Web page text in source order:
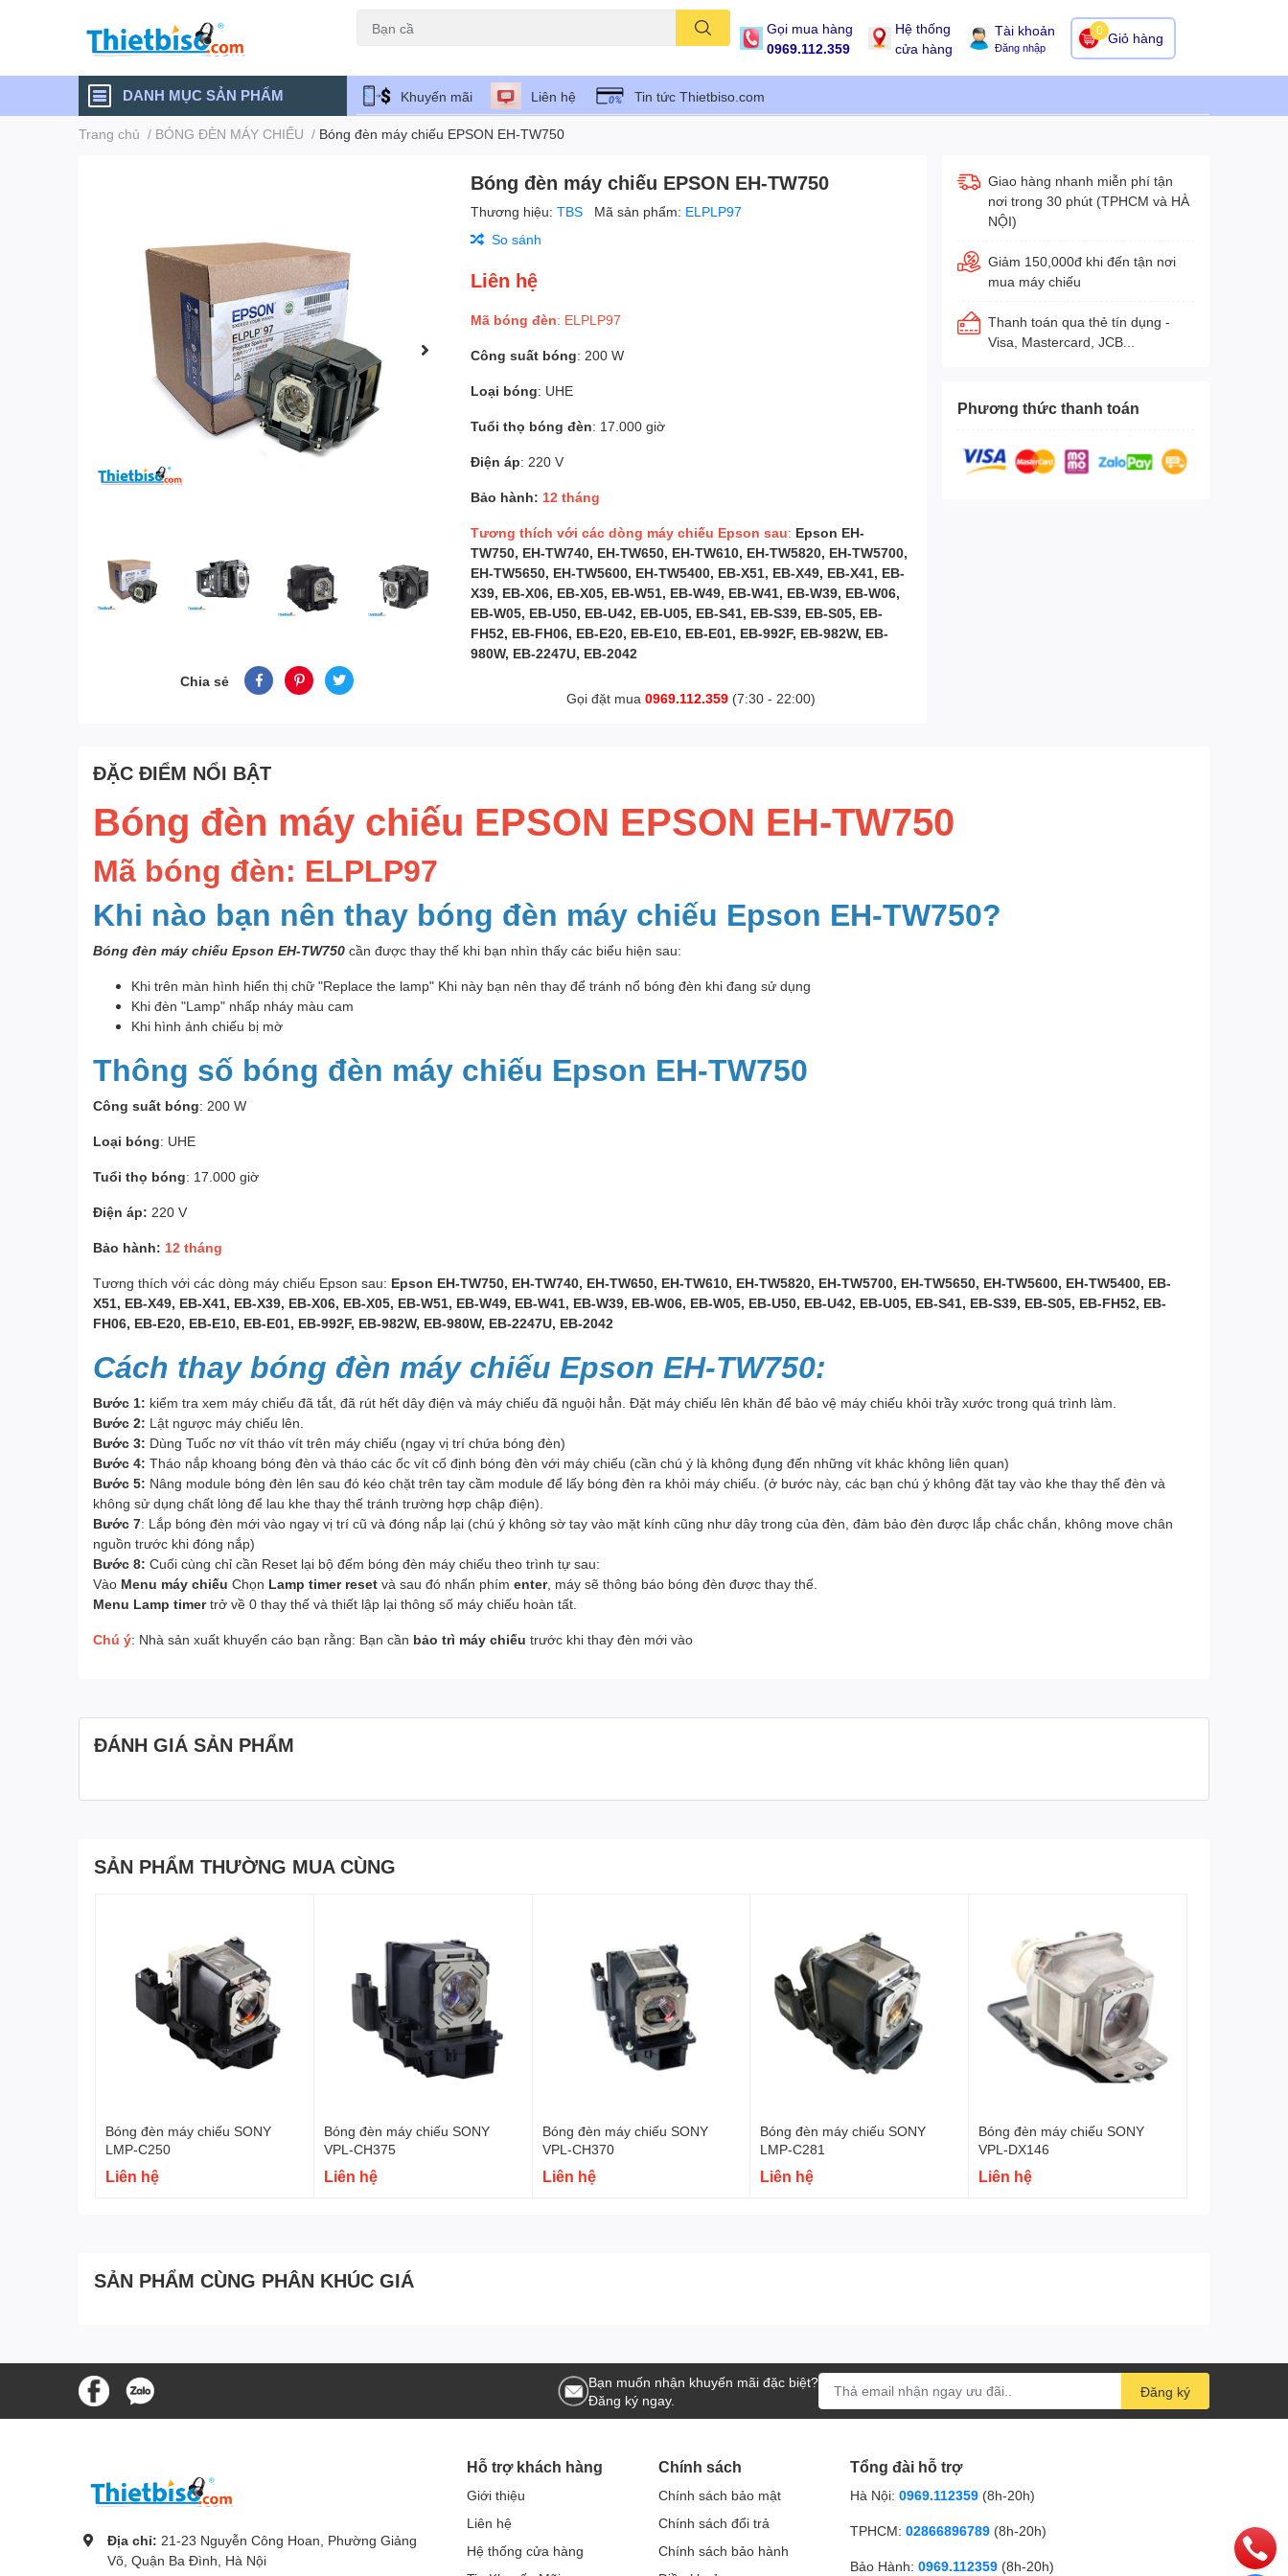
Gọi mua hàng
0969.112.359
Hệ thống
cửa hàng
Tài khoản
Đăng nhập
Giỏ hàng
0
DANH MỤC SẢN PHẨM Khuyến mãi Liên hệ Tin tức Thietbiso.com
Trang chủ / BÓNG ĐÈN MÁY CHIẾU / Bóng đèn máy chiếu EPSON EH-TW750
Chia sẻ
Bóng đèn máy chiếu EPSON EH-TW750
Thương hiệu:TBS Mã sản phẩm: ELPLP97
So sánh
Liên hệ
Mã bóng đèn: ELPLP97
Công suất bóng: 200 W
Loại bóng: UHE
Tuổi thọ bóng đèn: 17.000 giờ
Điện áp: 220 V
Bảo hành: 12 tháng
Tương thích với các dòng máy chiếu Epson sau: Epson EH-
TW750, EH-TW740, EH-TW650, EH-TW610, EH-TW5820, EH-TW5700,
EH-TW5650, EH-TW5600, EH-TW5400, EB-X51, EB-X49, EB-X41, EB-
X39, EB-X06, EB-X05, EB-W51, EB-W49, EB-W41, EB-W39, EB-W06,
EB-W05, EB-U50, EB-U42, EB-U05, EB-S41, EB-S39, EB-S05, EB-
FH52, EB-FH06, EB-E20, EB-E10, EB-E01, EB-992F, EB-982W, EB-
980W, EB-2247U, EB-2042
Gọi đặt mua0969.112.359 (7:30 - 22:00)
Giao hàng nhanh miễn phí tận
nơi trong 30 phút (TPHCM và HÀ
NỘI)
Giảm 150,000đ khi đến tận nơi
mua máy chiếu
Thanh toán qua thẻ tín dụng -
Visa, Mastercard, JCB...
Phương thức thanh toán
ĐẶC ĐIỂM NỔI BẬT
Bóng đèn máy chiếu EPSON EPSON EH-TW750
Mã bóng đèn: ELPLP97
Khi nào bạn nên thay bóng đèn máy chiếu Epson EH-TW750?
Bóng đèn máy chiếu Epson EH-TW750 cần được thay thế khi bạn nhìn thấy các biểu hiện sau:
Khi trên màn hình hiển thị chữ "Replace the lamp" Khi này bạn nên thay để tránh nổ bóng đèn khi đang sử dụng
Khi đèn "Lamp" nhấp nháy màu cam
Khi hình ảnh chiếu bị mờ
Thông số bóng đèn máy chiếu Epson EH-TW750
Công suất bóng: 200 W
Loại bóng: UHE
Tuổi thọ bóng: 17.000 giờ
Điện áp: 220 V
Bảo hành: 12 tháng
Tương thích với các dòng máy chiếu Epson sau: Epson EH-TW750, EH-TW740, EH-TW650, EH-TW610, EH-TW5820, EH-TW5700, EH-TW5650, EH-TW5600, EH-TW5400, EB-
X51, EB-X49, EB-X41, EB-X39, EB-X06, EB-X05, EB-W51, EB-W49, EB-W41, EB-W39, EB-W06, EB-W05, EB-U50, EB-U42, EB-U05, EB-S41, EB-S39, EB-S05, EB-FH52, EB-
FH06, EB-E20, EB-E10, EB-E01, EB-992F, EB-982W, EB-980W, EB-2247U, EB-2042
Cách thay bóng đèn máy chiếu Epson EH-TW750:
Bước 1: kiểm tra xem máy chiếu đã tắt, đã rút hết dây điện và máy chiếu đã nguội hẳn. Đặt máy chiếu lên khăn để bảo vệ máy chiếu khỏi trầy xước trong quá trình làm.
Bước 2: Lật ngược máy chiếu lên.
Bước 3: Dùng Tuốc nơ vít tháo vít trên máy chiếu (ngay vị trí chứa bóng đèn)
Bước 4: Tháo nắp khoang bóng đèn và tháo các ốc vít cố định bóng đèn với máy chiếu (cần chú ý là không đụng đến những vít khác không liên quan)
Bước 5: Nâng module bóng đèn lên sau đó kéo chặt trên tay cầm module để lấy bóng đèn ra khỏi máy chiếu. (ở bước này, các bạn chú ý không đặt tay vào khe thay thế đèn và
không sử dụng chất lỏng để lau khe thay thế tránh trường hợp chập điện).
Bước 7: Lắp bóng đèn mới vào ngay vị trí cũ và đóng nắp lại (chú ý không sờ tay vào mặt kính cũng như dây trong của đèn, đảm bảo đèn được lắp chắc chắn, không move chân
nguồn trước khi đóng nắp)
Bước 8: Cuối cùng chỉ cần Reset lại bộ đếm bóng đèn máy chiếu theo trình tự sau:
Vào Menu máy chiếu Chọn Lamp timer reset và sau đó nhấn phím enter, máy sẽ thông báo bóng đèn được thay thế.
Menu Lamp timertrở về 0 thay thế và thiết lập lại thông số máy chiếu hoàn tất.
Chú ý: Nhà sản xuất khuyến cáo bạn rằng: Bạn cần bảo trì máy chiếu trước khi thay đèn mới vào
ĐÁNH GIÁ SẢN PHẨM
SẢN PHẨM THƯỜNG MUA CÙNG
Bóng đèn máy chiếu SONY
LMP-C250
Liên hệ
Bóng đèn máy chiếu SONY
VPL-CH375
Liên hệ
Bóng đèn máy chiếu SONY
VPL-CH370
Liên hệ
Bóng đèn máy chiếu SONY
LMP-C281
Liên hệ
Bóng đèn máy chiếu SONY
VPL-DX146
Liên hệ
SẢN PHẨM CÙNG PHÂN KHÚC GIÁ
Bạn muốn nhận khuyến mãi đặc biệt?
Đăng ký ngay.
Đăng ký
Địa chỉ: 21-23 Nguyễn Công Hoan, Phường Giảng
Võ, Quận Ba Đình, Hà Nội
Hỗ trợ khách hàng
Giới thiệu
Liên hệ
Hệ thống cửa hàng
Chính sách
Chính sách bảo mật
Chính sách đổi trả
Chính sách bảo hành
Tổng đài hỗ trợ
Hà Nội: 0969.112359 (8h-20h)
TPHCM: 02866896789 (8h-20h)
Bảo Hành: 0969.112359 (8h-20h)